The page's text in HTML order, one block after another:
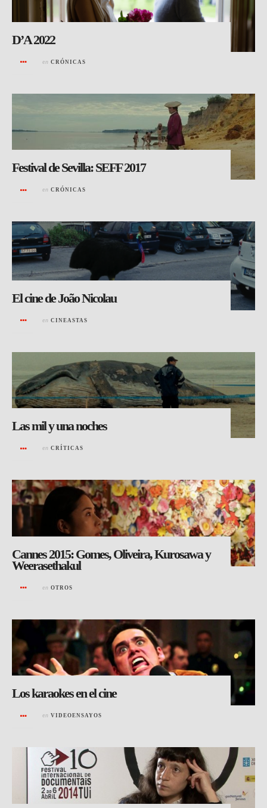
D’A 2022
en CRÓNICAS
Festival de Sevilla: SEFF 2017
en CRÓNICAS
El cine de João Nicolau
en CINEASTAS
Las mil y una noches
en CRÍTICAS
Cannes 2015: Gomes, Oliveira, Kurosawa y
Weerasethakul
en OTROS
Los karaokes en el cine
en VIDEOENSAYOS